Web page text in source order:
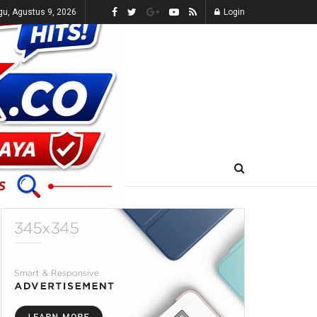
Agustus 9, 2026 Login
E-KORAN LIVE TV